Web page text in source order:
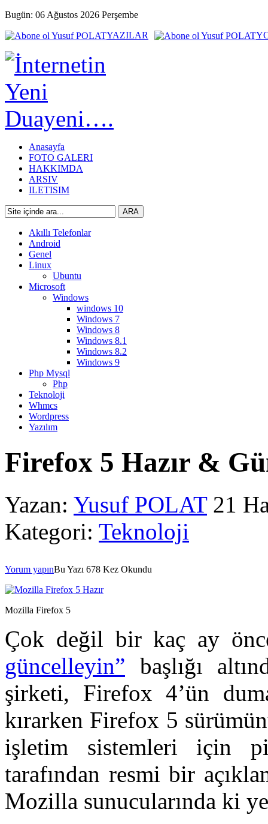
Bugün: 06 Ağustos 2026 Perşembe
YAZILAR
Anasayfa
FOTO GALERI
HAKKIMDA
ARSIV
ILETISIM
Akıllı Telefonlar
Android
Genel
Linux
Ubuntu
Microsoft
Windows
windows 10
Windows 7
Windows 8
Windows 8.1
Windows 8.2
Windows 9
Php Mysql
Php
Teknoloji
Whmcs
Wordpress
Yazılım
Firefox 5 Hazır &
Yazan: Yusuf POLAT 21
Kategori: Teknoloji
Yorum yapınBu Yazı 678 Kez Okundu
Mozilla Firefox 5
Çok değil bir kaç ay
güncelleyin” başlığı
şirketi, Firefox 4’ün
kırarken Firefox 5
işletim sistemleri için
tarafından resmi bir
Mozilla sunucularında ki